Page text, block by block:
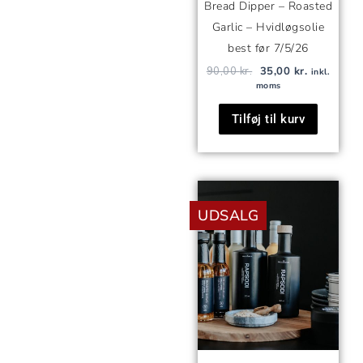
Bread Dipper – Roasted
Garlic – Hvidløgsolie
best før 7/5/26
90,00kr. 35,00 kr. inkl.
moms
Tilføj til kurv
UDSALG
oprindelige
pris
var:
90,00 kr..